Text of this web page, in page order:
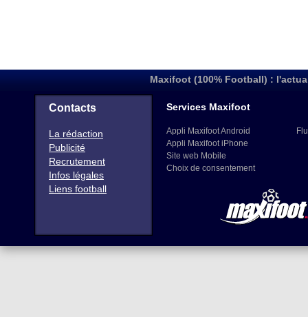
Maxifoot (100% Football) :
Contacts
La rédaction
Publicité
Recrutement
Infos légales
Liens football
Services Maxifoot
Appli Maxifoot Android
Appli Maxifoot iPhone
Site web Mobile
Choix de consentement